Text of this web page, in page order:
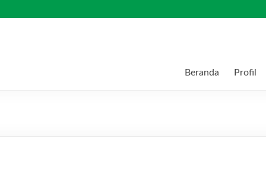
Beranda Profil